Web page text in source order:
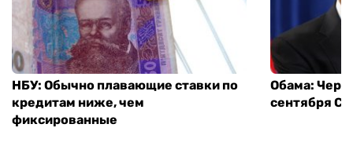
НБУ: Обычно плавающие ставки по
кредитам ниже, чем
фиксированные
Обама:
сентября